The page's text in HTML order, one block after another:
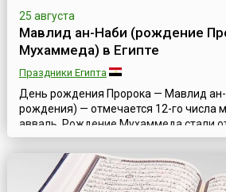
25 августа
Мавлид ан-Наби (рождение
Мухаммеда) в Египте
Праздники Египта
День рождения Пророка — Мавлид
рождения) — отмечается 12-го числа
авваль. Рождение Мухаммеда стали
300 лет после прихода Ислама.
рождения Мухаммеда неизвестна,
приурочен ко дню его смерти, что
на характер торжества. Следует